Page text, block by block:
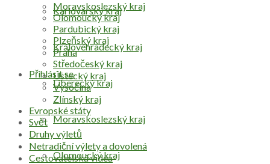
Přihlásit se
Karlovarský kraj
Královéhradecký kraj
Liberecký kraj
Moravskoslezský kraj
Olomoucký kraj
Moravskoslezský kraj
Olomoucký kraj
Pardubický kraj
Plzeňský kraj
Praha
Středočeský kraj
Ústecký kraj
Vysočina
Zlínský kraj
Evropské státy
Svět
Druhy výletů
Netradiční výlety a dovolená
Cestovatelská videa